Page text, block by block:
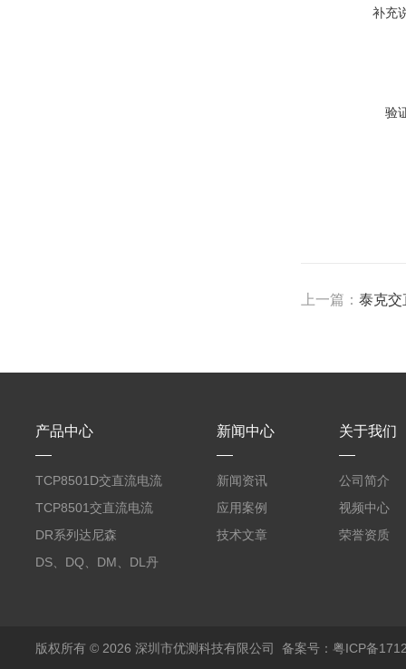
补充
验
上一篇：泰克
产品中心
TCP8501D交直流电流
探头500A
TCP8501交直流电流
探头500A
DR系列达尼森
Danisense高精度电流
DS、DQ、DM、DL丹
新闻中心
新闻资讯
应用案例
技术文章
关于我们
公司简介
视频中心
荣誉资质
版权所有 © 2026 深圳市优测科技有限公司 备案号：粤ICP备